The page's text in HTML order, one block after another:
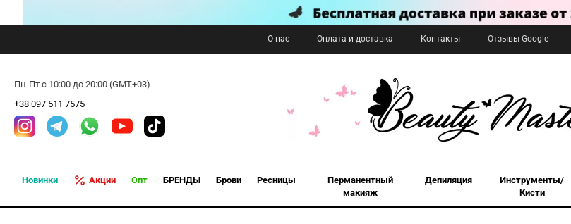
О нас Оплата и доставка Контакты Отзывы Google
Пн-Пт с 10:00 до 20:00 (GMT+03)
+38 097 511 7575
Новинки Акции Опт БРЕНДЫ Брови Ресницы
Перманентный
макияж
Депиляция
Инструменты/
Кисти